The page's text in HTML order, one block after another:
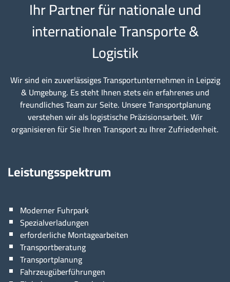
Ihr Partner für nationale und
internationale Transporte &
Logistik
Wir sind ein zuverlässiges Transportunternehmen in Leipzig
& Umgebung. Es steht Ihnen stets ein erfahrenes und
freundliches Team zur Seite. Unsere Transportplanung
verstehen wir als logistische Präzisionsarbeit. Wir
organisieren für Sie Ihren Transport zu Ihrer Zufriedenheit.
Leistungsspektrum
Moderner Fuhrpark
Spezialverladungen
erforderliche Montagearbeiten
Transportberatung
Transportplanung
Fahrzeugüberführungen